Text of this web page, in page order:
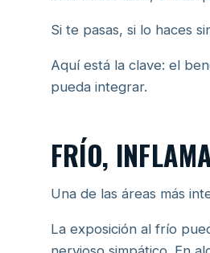
Si te pasas, si lo haces
Aquí está la clave: el
pueda integrar.
FRÍO,
Una de las áreas más
La exposición al frío